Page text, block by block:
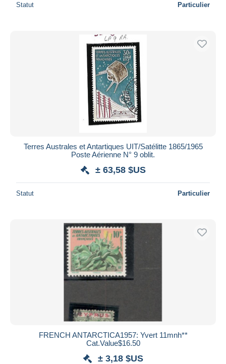
Statut Particulier
Terres Australes et Antartiques UIT/Satélitte 1865/1965
Poste Aérienne N° 9 oblit.
± 63,58 $US
Statut Particulier
FRENCH ANTARCTICA1957: Yvert 11mnh**
Cat.Value$16.50
± 3,18 $US